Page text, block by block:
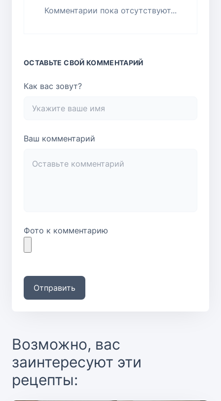
Комментарии пока отсутствуют...
ОСТАВЬТЕ СВОЙ КОММЕНТАРИЙ
Как вас зовут?
Ваш комментарий
Фото к комментарию
Отправить
Возможно, вас
заинтересуют эти
рецепты: